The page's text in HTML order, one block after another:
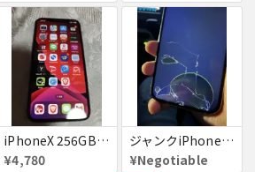
iPhoneX 256GB ▲softbank ジャンク スペースグレイ A1902 送料無料
¥4,780
ジャンクiPhone13ProMax 128GB ドコモ
¥Negotiable